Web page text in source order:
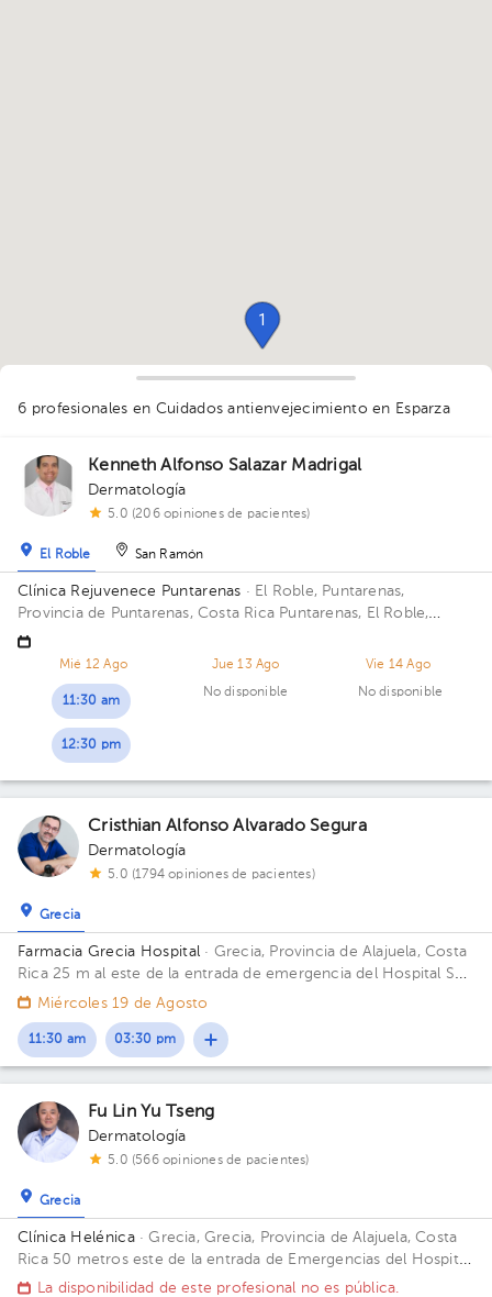
1
1
1
6 profesionales en Cuidados antienvejecimientoen Esparza
Kenneth Alfonso Salazar Madrigal
Dermatología
5.0 (206 opiniones de pacientes)
El Roble San Ramón
Clínica Rejuvenece Puntarenas · El Roble, Puntarenas,
Provincia de Puntarenas, Costa Rica Puntarenas, El Roble,
Puerto Plaza 23.
Mié 12 Ago
11:30 am
12:30 pm
Jue 13 Ago
No disponible
Vie 14 Ago
No disponible
Cristhian Alfonso Alvarado Segura
Dermatología
5.0 (1794 opiniones de pacientes)
Grecia
Farmacia Grecia Hospital · Grecia, Provincia de Alajuela, Costa
Rica 25 m al este de la entrada de emergencia del Hospital San
Francisco de Asis (Planta baja)
Miércoles 19 de Agosto
11:30 am 03:30 pm
Fu Lin Yu Tseng
Dermatología
5.0 (566 opiniones de pacientes)
Grecia
Clínica Helénica· Grecia, Grecia, Provincia de Alajuela, Costa
Rica 50 metros este de la entrada de Emergencias del Hospital
San Francisco de Asís
La disponibilidad de este profesional no es pública.